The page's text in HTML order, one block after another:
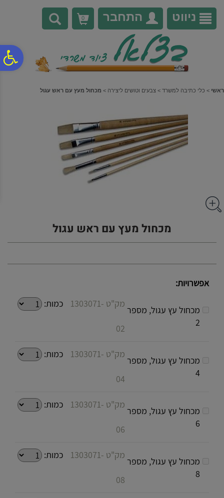
נגישות
אתר
המרכזי
ניווט התחבר 0
ראשי > כלי כתיבה למשרד > צבעים וטושים ליצירה > מכחול מעץ עם ראש עגול
מכחול מעץ עם ראש עגול
אפשרויות:
מכחול עץ עגול, מספר
2
מק"ט 1303071-
02
כמות:
מכחול עץ עגול, מספר
4
מק"ט 1303071-
04
כמות:
מכחול עץ עגול, מספר
6
מק"ט 1303071-
06
כמות:
מכחול עץ עגול, מספר
8
מק"ט 1303071-
08
כמות: